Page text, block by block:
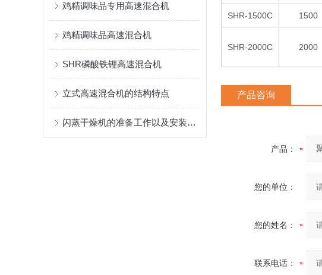
鸡精调味品专用高速混合机
鸡精调味品高速混合机
SHR磷酸铁锂高速混合机
立式高速混合机的结构特点
闪蒸干燥机的准备工作以及安装说明
SHR-1500C 1500
SHR-2000C 2000
产品咨询
产品：
您的单位：
您的姓名：
联系电话：